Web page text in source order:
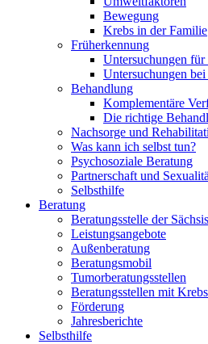
Bewegung
Krebs in der Familie
Früherkennung
Untersuchungen für
Untersuchungen
Behandlung
Komplementäre
Die richtige
Nachsorge und
Was kann ich selbst tun?
Psychosoziale Beratung
Partnerschaft und
Selbsthilfe
Beratung
Beratungsstelle der
Leistungsangebote
Außenberatung
Beratungsmobil
Tumorberatungsstellen
Beratungsstellen mit
Förderung
Jahresberichte
Selbsthilfe